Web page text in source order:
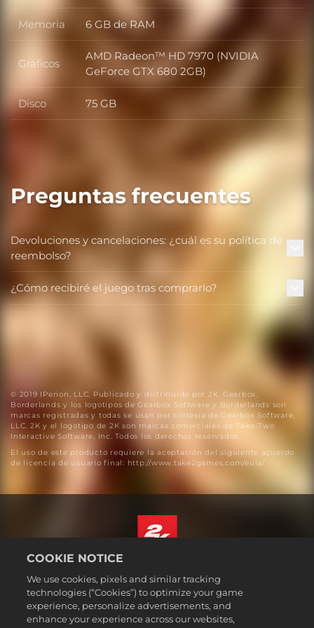
Memoria Memoria
6 GB de RAM
Gráficos Gráficos
AMD Radeon™ HD 7970 (NVIDIA
GeForce GTX 680 2GB)
Disco Disco
75 GB
Preguntas frecuentes
Devoluciones y cancelaciones: ¿cuál es su política de
reembolso?
¿Cómo recibiré el juego tras comprarlo?
© 2019 IPerion, LLC. Publicado y distribuido por 2K. Gearbox,
Borderlands y los logotipos de Gearbox Software y Borderlands son
marcas registradas y todas se usan por cortesía de Gearbox Software,
LLC. 2K y el logotipo de 2K son marcas comerciales de Take-Two
Interactive Software, Inc. Todos los derechos reservados.
El uso de este producto requiere la aceptación del siguiente acuerdo
de licencia de usuario final: http://www.take2games.com/eula/
Aviso legal
Política de privacidad
Español (México)
COOKIE NOTICE
We use cookies, pixels and similar tracking
technologies (“Cookies”) to optimize your game
experience, personalize advertisements, and
enhance your experience across our websites,